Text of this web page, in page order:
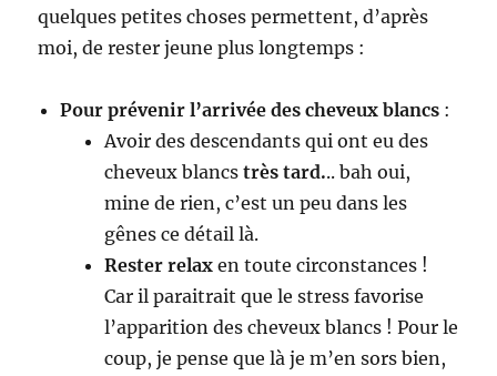
quelques petites choses permettent, d’après
moi, de rester jeune plus longtemps :
Pour prévenir l’arrivée des cheveux blancs :
Avoir des descendants qui ont eu des
cheveux blancs très tard... bah oui,
mine de rien, c’est un peu dans les
gênes ce détail là.
Rester relax en toute circonstances !
Car il paraitrait que le stress favorise
l’apparition des cheveux blancs ! Pour le
coup, je pense que là je m’en sors bien,